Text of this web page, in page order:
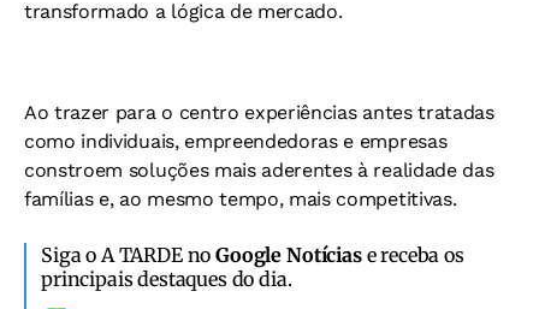
transformado a lógica de mercado.
Ao trazer para o centro experiências antes tratadas
como individuais, empreendedoras e empresas
constroem soluções mais aderentes à realidade das
famílias e, ao mesmo tempo, mais competitivas.
Siga o A TARDE noGoogle Notíciase receba os
principais destaques do dia.